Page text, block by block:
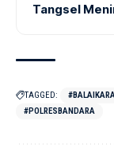
Tangsel
TAGGED:
#POLRESBANDARA